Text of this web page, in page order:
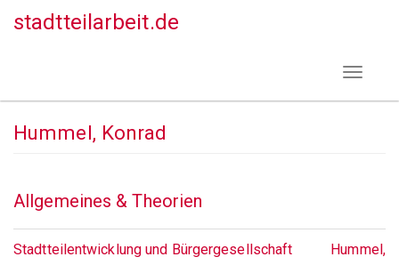
Direkt
stadtteilarbeit.de
Toggle
Hummel, Konrad
Allgemeines & Theorien
Stadtteilentwicklung und Bürgergesellschaft
Hummel,